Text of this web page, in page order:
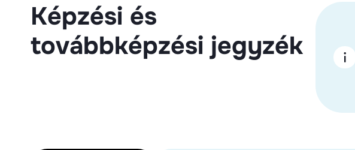
Képzési és
továbbképzési jegyzék